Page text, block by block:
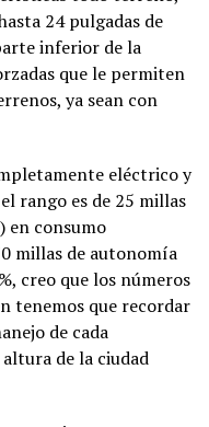
24 pulgadas de
inferior de la
que le permiten
ya sean con
eléctrico y
rango es de 25 millas
en consumo
millas de autonomía
creo que los números
tenemos que recordar
de cada
de la ciudad